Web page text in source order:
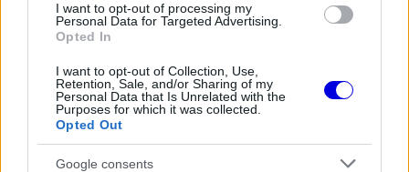
I want to opt-out of processing my
Personal Data for Targeted Advertising.
Opted In
I want to opt-out of Collection, Use,
Retention, Sale, and/or Sharing of my
Personal Data that Is Unrelated with the
Purposes for which it was collected.
Opted Out
Google consents
csapatvezetőt. Vowles szerint a versenyzőivel
ápolt kapcsolata a teljes őszinteségen alapul, így
biztos benne, hogy azonnal beszélnének vele, ha
távozni készülnének.
EZEKET IS AJÁNLJUK